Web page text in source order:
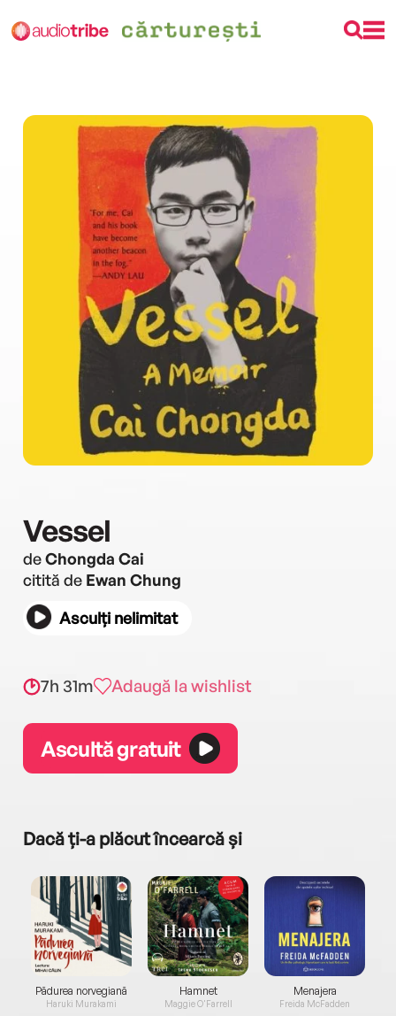
Vessel
deChongda Cai
citită de Ewan Chung
Asculți nelimitat
7h 31m Adaugă la wishlist
Ascultă gratuit
Dacă ți-a plăcut încearcă și
Pădurea norvegiană
Haruki Murakami
Hamnet
Maggie O'Farrell
Menajera
Freida McFadden